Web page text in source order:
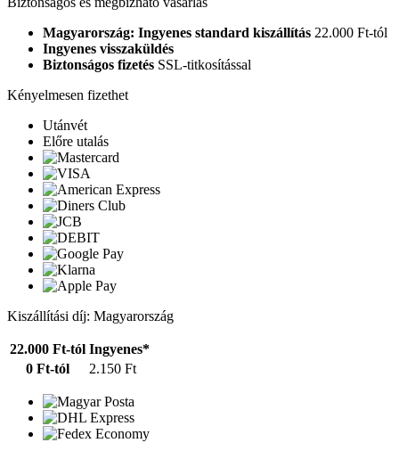
Magyarország: Ingyenes standard kiszállítás 22.000 Ft-tól
Ingyenes visszaküldés
Biztonságos fizetés SSL-titkosítással
Kényelmesen fizethet
Utánvét
Előre utalás
Kiszállítási díj: Magyarország
22.000 Ft-tól Ingyenes*
0 Ft-tól
2.150 Ft